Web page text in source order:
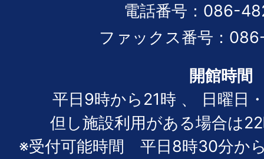
電話番号：086-
ファックス番号：
開館時間
平日9時から21時 、 日曜日
但し施設利用がある場合は
※受付可能時間 平日8時30分か